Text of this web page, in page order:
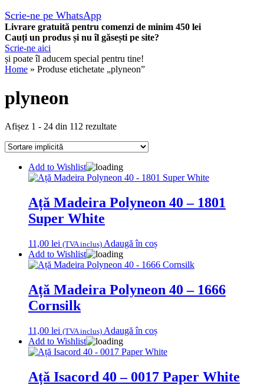
Scrie-ne pe WhatsApp
Livrare gratuită pentru comenzi de minim 450 lei
Cauți un produs și nu îl găsești pe site?
Scrie-ne aici
și poate îl aducem special pentru tine!
Home » Produse etichetate „plyneon”
plyneon
Afișez 1 - 24 din 112 rezultate
Add to Wishlist
Ață Madeira Polyneon 40 – 1801
Super White
11,00 lei (TVA inclus) Adaugă în coș
Add to Wishlist
Ață Madeira Polyneon 40 – 1666
Cornsilk
11,00 lei (TVA inclus) Adaugă în coș
Add to Wishlist
Ață Isacord 40 – 0017 Paper White